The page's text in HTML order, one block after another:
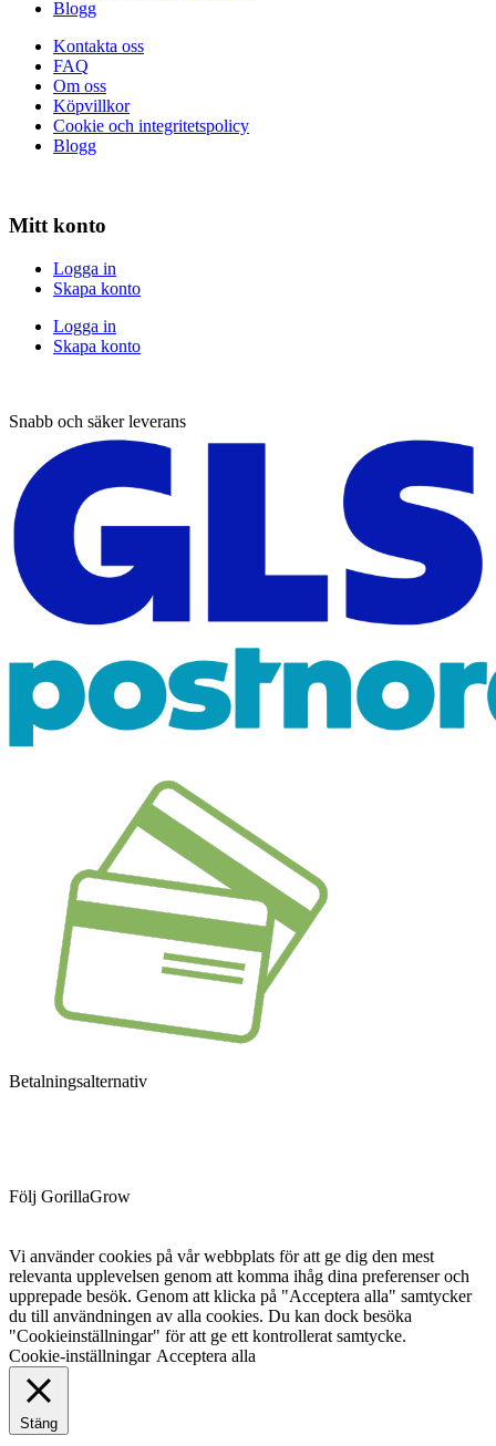
Blogg
Kontakta oss
FAQ
Om oss
Köpvillkor
Cookie och integritetspolicy
Blogg
Mitt konto
Logga in
Skapa konto
Logga in
Skapa konto
Snabb och säker leverans
Betalningsalternativ
Följ GorillaGrow
Vi använder cookies på vår webbplats för att ge dig den mest
relevanta upplevelsen genom att komma ihåg dina preferenser och
upprepade besök. Genom att klicka på "Acceptera alla" samtycker
du till användningen av alla cookies. Du kan dock besöka
"Cookieinställningar" för att ge ett kontrollerat samtycke.
Cookie-inställningar Acceptera alla
Stäng